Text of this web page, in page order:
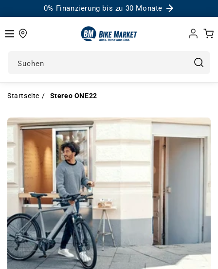
0% Finanzierung bis zu 30 Monate
Suchen
Einloggen
Startseite Stereo ONE22